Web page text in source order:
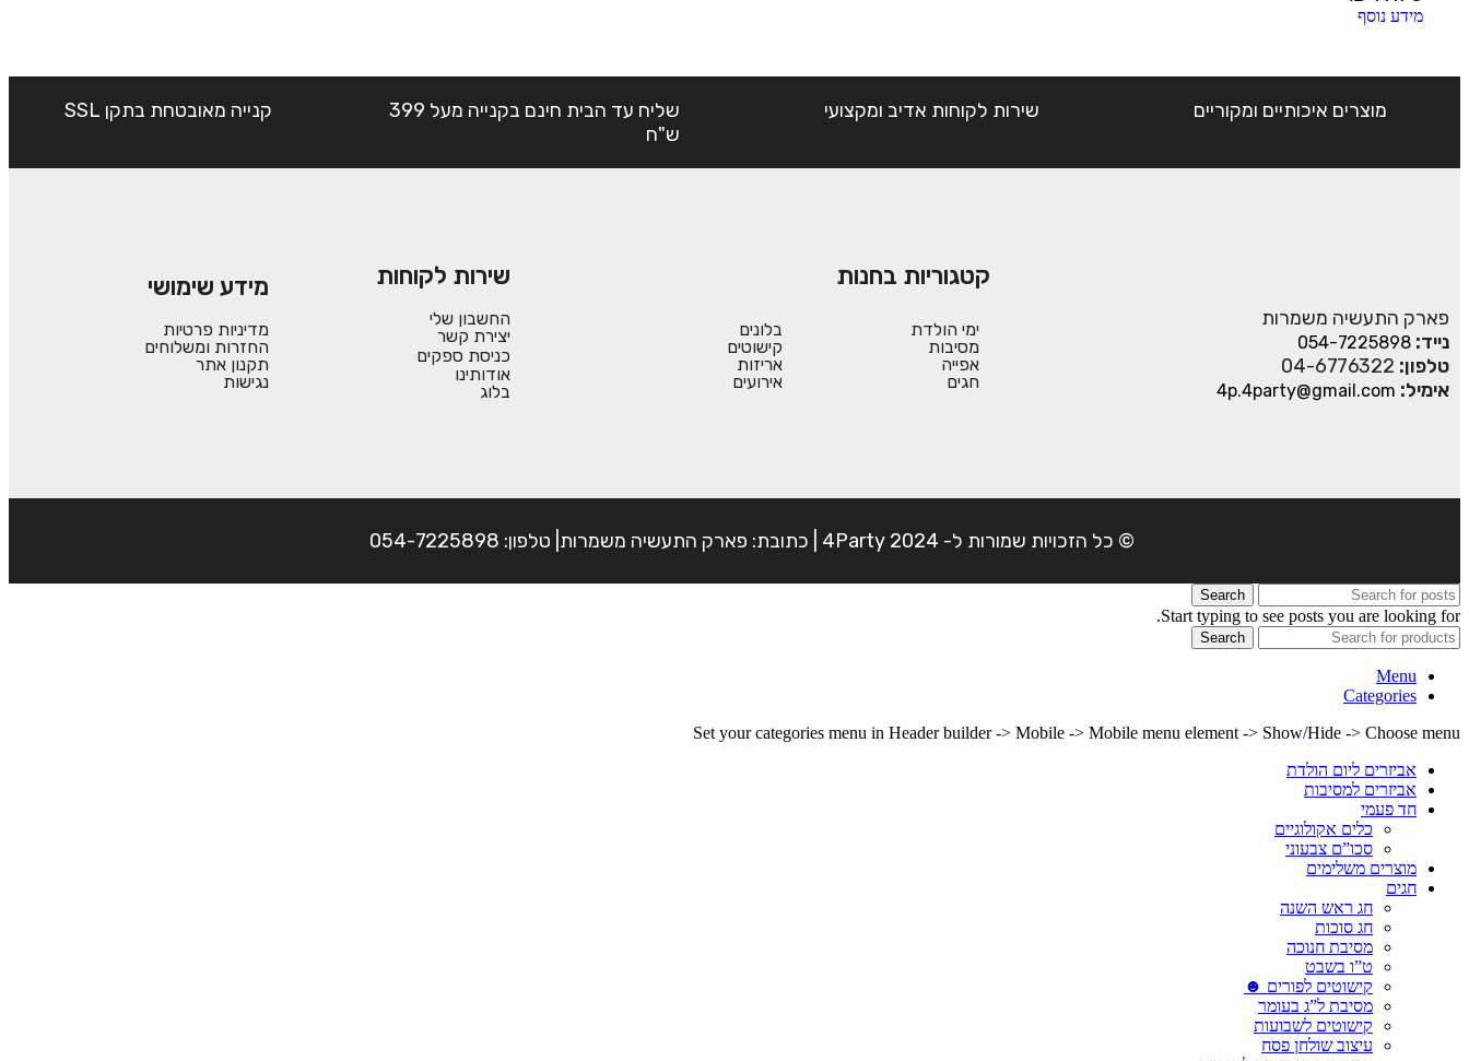
מידע נוסף
מוצרים איכותיים ומקוריים שירות לקוחות אדיב ומקצועי
שליח עד הבית חינם בקנייה מעל 399
ש"ח
קנייה מאובטחת בתקן SSL
פארק התעשיה משמרות
נייד: 054-7225898
טלפון: 04-6776322
אימיל: 4p.4party@gmail.com
קטגוריות בחנות
ימי הולדת
מסיבות
אפייה
חגים
בלונים
קישוטים
אריזות
אירועים
שירות לקוחות
החשבון שלי
יצירת קשר
כניסת ספקים
אודותינו
בלוג
מידע שימושי
מדיניות פרטיות
החזרות ומשלוחים
תקנון אתר
נגישות
© כל הזכויות שמורות ל- 4Party 2024 | כתובת: פארק התעשיה משמרות| טלפון: 054-7225898
Search
Start typing to see posts you are looking for.
Search
Menu
Categories
Set your categories menu in Header builder -> Mobile -> Mobile menu element -> Show/Hide -> Choose menu
אביזרים ליום הולדת
אביזרים למסיבות
חד פעמי
כלים אקולוגיים
סכו”ם צבעוני
מוצרים משלימים
חגים
חג ראש השנה
חג סוכות
מסיבת חנוכה
ט”ו בשבט
קישוטים לפורים ☻
מסיבת ל”ג בעומר
קישוטים לשבועות
עיצוב שולחן פסח